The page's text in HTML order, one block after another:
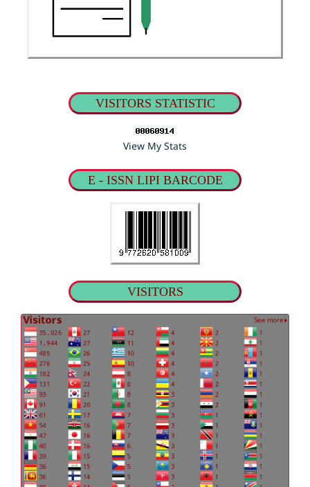
VISITORS STATISTIC
View My Stats
E - ISSN LIPI BARCODE
VISITORS